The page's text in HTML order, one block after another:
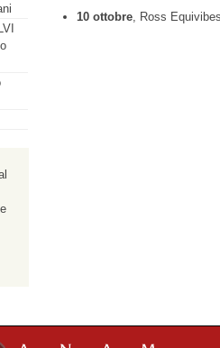
10 ottobre, Ross